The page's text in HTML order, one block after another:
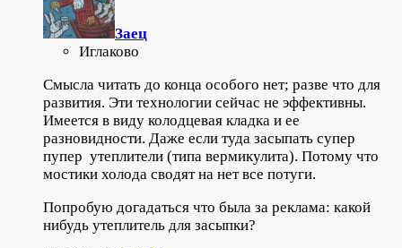
Заец
Иглаково
Смысла читать до конца особого нет; разве что для
развития. Эти технологии сейчас не эффективны.
Имеется в виду колодцевая кладка и ее
разновидности. Даже если туда засыпать супер
пупер утеплители (типа вермикулита). Потому что
мостики холода сводят на нет все потуги.
Попробую догадаться что была за реклама: какой
нибудь утеплитель для засыпки?